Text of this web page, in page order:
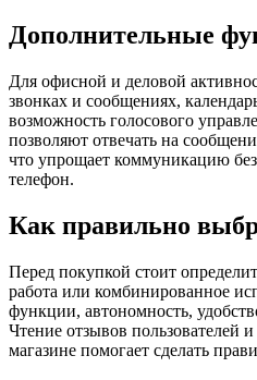
Дополнительные
Для офисной и деловой
звонках и сообщениях,
возможность голосового
позволяют отвечать на
что упрощает коммуникацию
телефон.
Как правильно
Перед покупкой стоит
работа или комбинированное
функции, автономность,
Чтение отзывов пользователей
магазине помогает сделать